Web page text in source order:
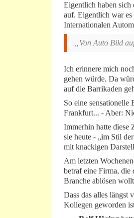
Eigentlich haben sich
auf. Eigentlich war
Internationalen
„Von Auto Bild
Ich erinnere mich
gehen würde. Da
auf die Barrikaden
So eine sensationelle
Frankfurt... - Aber:
Immerhin hatte diese
sie heute - „im Stil
mit knackigen
Am letzten
betraf eine Firma,
Branche ablösen
Dass das alles längst
Kollegen geworden